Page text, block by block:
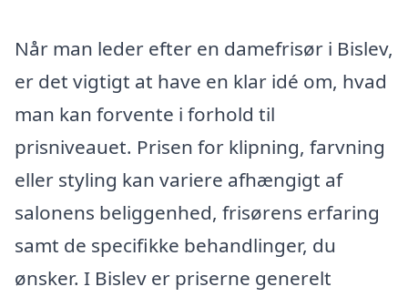
Når man leder efter en damefrisør i Bislev,
er det vigtigt at have en klar idé om, hvad
man kan forvente i forhold til
prisniveauet. Prisen for klipning, farvning
eller styling kan variere afhængigt af
salonens beliggenhed, frisørens erfaring
samt de specifikke behandlinger, du
ønsker. I Bislev er priserne generelt